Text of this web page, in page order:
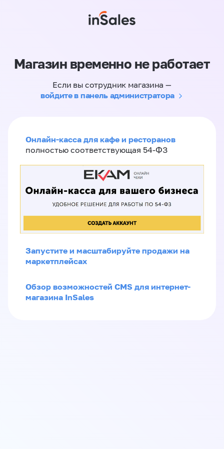
Магазин временно не работает
Если вы сотрудник магазина —
войдите в панель администратора
Онлайн-касса для кафе и ресторанов
полностью соответствующая 54-ФЗ
Запустите и масштабируйте продажи на
маркетплейсах
Обзор возможностей CMS для интернет-
магазина InSales